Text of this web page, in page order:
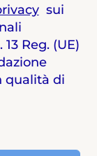
sui
Reg. (UE)
qualità di